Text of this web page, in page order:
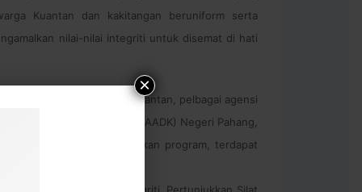
Kuantan dan kakitangan beruniform serta
nilai-nilai integriti untuk disemat di hati
dari IPT di Daerah Kuantan, pelbagai agensi
Anti Dadah Kebangsaan (AADK) Negeri Pahang,
Pahang. Turut memeriahkan program, terdapat
Treasure Hunt, Kuiz Integriti, Pertunjukkan Silat
×